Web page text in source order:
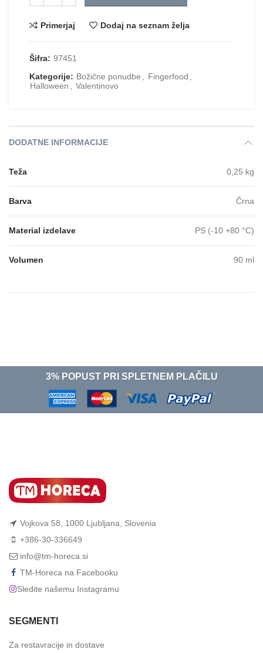
Primerjaj Dodaj na seznam želja
Šifra: 97451
Kategorije: Božične ponudbe Fingerfood
Halloween
Valentinovo
DODATNE INFORMACIJE
Teža 0,25 kg
Barva Črna
Material izdelave PS (-10 +80 °C)
Volumen 90 ml
3% POPUST PRI SPLETNEM PLAČILU
Vojkova 58, 1000 Ljubljana, Slovenia
+386-30-336649
info@tm-horeca.si
TM-Horeca na Facebooku
Sledite našemu Instagramu
SEGMENTI
Za restavracije in dostave